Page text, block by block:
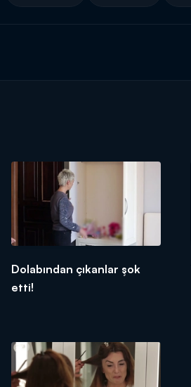
Dolabından çıkanlar şok
etti!